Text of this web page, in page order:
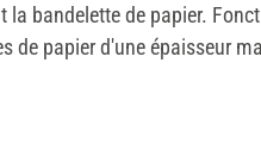
bandelette de papier.
de papier d'une épaisseur